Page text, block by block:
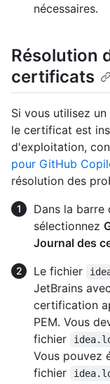
nécessaires.
Résolution
certificats
Si vous utilisez
le certificat est
d'exploitation,
pour GitHub
résolution des
Dans la barre
sélectionnez
Journal des
Le fichier
JetBrains
certification
PEM. Vous
fichier
Vous pouvez
fichier